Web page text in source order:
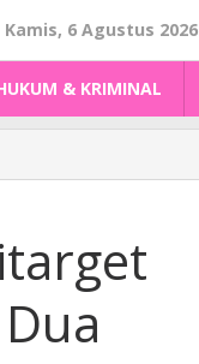
Kamis, 6 Agustus 2026
& KRIMINAL